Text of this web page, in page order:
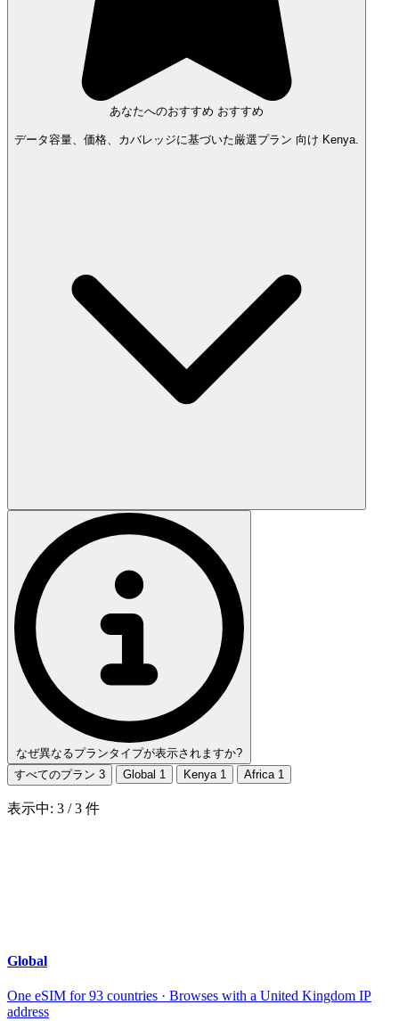
あなたへのおすすめ おすすめ
データ容量、価格、カバレッジに基づいた厳選プラン 向け Kenya.
なぜ異なるプランタイプが表示されますか?
すべてのプラン 3 Global 1 Kenya 1 Africa 1
表示中: 3 /3 件
Global
One eSIM for 93 countries · Browses with a United Kingdom IP
address